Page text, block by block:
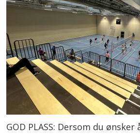
GOD PLASS: Dersom du